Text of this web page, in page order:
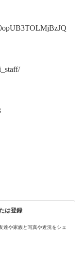
は登録
達や家族と写真や近況をシェ